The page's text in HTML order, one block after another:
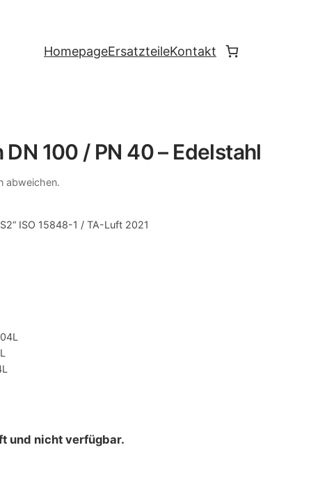
HomepageErsatzteileKontakt
100 / PN 40 – Edelstahl
abweichen.
ISO 15848-1 / TA-Luft 2021
und nicht verfügbar.